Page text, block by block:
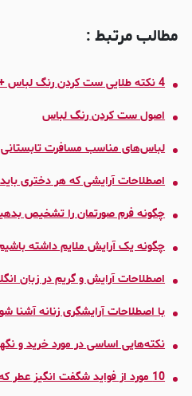
مطالب مرتبط :
4 نکته طلایی ست کردن رنگ لباس + جدول
اصول ست کردن رنگ لباس
لباس‌های مناسب مسافرت تابستانی
اصطلاحات آرایشی که هر دختری
چگونه فرم صورتمان را تشخیص
چگونه یک آرایش ملایم داشته
اصطلاحات آرايش و گريم در زبان
با اصطلاحات آرایشگری زنانه آشنا
نکته‌هایی اساسی در مورد خرید و
10 مورد از فواید شگفت انگیز عطر که تا به حال نمی دانستید